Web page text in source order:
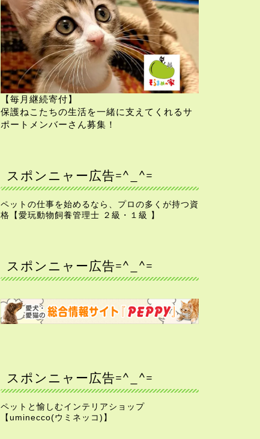
【毎月継続寄付】
保護ねこたちの生活を一緒に支えてくれるサ
ポートメンバーさん募集！
スポンニャー広告=^_^=
ペットの仕事を始めるなら、プロの多くが持つ資
格【愛玩動物飼養管理士 ２級・１級 】
スポンニャー広告=^_^=
スポンニャー広告=^_^=
ペットと愉しむインテリアショップ
【uminecco(ウミネッコ)】